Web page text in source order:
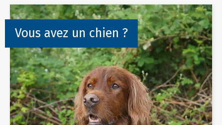
Vous avez un chien ?